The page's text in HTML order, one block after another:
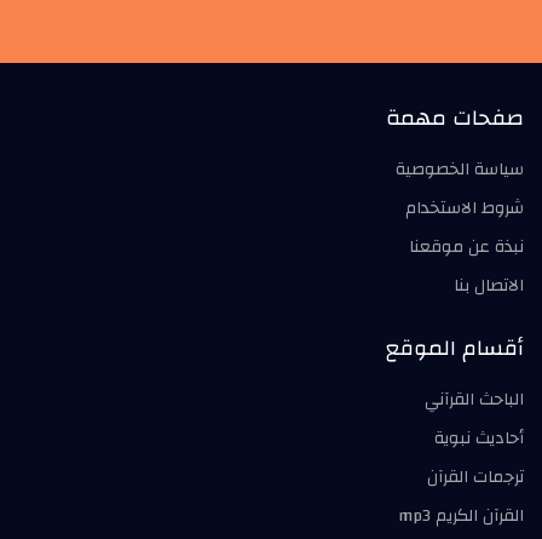
صفحات مهمة
سياسة الخصوصية
شروط الاستخدام
نبذة عن موقعنا
الاتصال بنا
أقسام الموقع
الباحث القرآني
أحاديث نبوية
ترجمات القرآن
القرآن الكريم mp3